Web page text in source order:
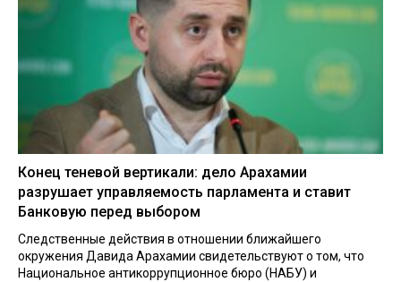
Конец теневой вертикали: дело Арахамии
разрушает управляемость парламента и ставит
Банковую перед выбором
Следственные действия в отношении ближайшего
окружения Давида Арахамии свидетельствуют о том, что
Национальное антикоррупционное бюро (НАБУ) и